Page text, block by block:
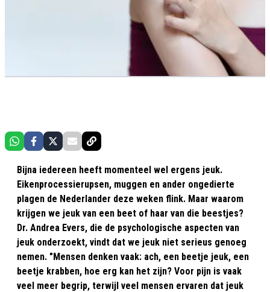
Bijna iedereen heeft momenteel wel ergens jeuk.
Eikenprocessierupsen, muggen en ander ongedierte
plagen de Nederlander deze weken flink. Maar waarom
krijgen we jeuk van een beet of haar van die beestjes?
Dr. Andrea Evers, die de psychologische aspecten van
jeuk onderzoekt, vindt dat we jeuk niet serieus genoeg
nemen. "Mensen denken vaak: ach, een beetje jeuk, een
beetje krabben, hoe erg kan het zijn? Voor pijn is vaak
veel meer begrip, terwijl veel mensen ervaren dat jeuk